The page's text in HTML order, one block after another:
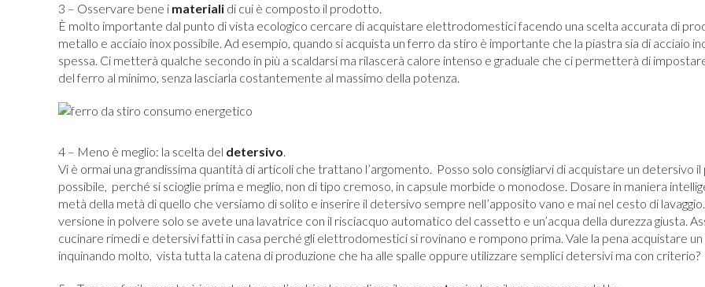
3 – Osservare bene i materiali di cui è composto il prodotto.
È molto importante dal punto di vista ecologico cercare di acquistare elettrodomestici facendo una scelta accurata di
metallo e acciaio inox possibile. Ad esempio, quando si acquista un ferro da stiro è importante che la piastra sia di acciaio
spessa. Ci metterà qualche secondo in più a scaldarsi ma rilascerà calore intenso e graduale che ci permetterà di
del ferro al minimo, senza lasciarla costantemente al massimo della potenza.
4 – Meno è meglio: la scelta del detersivo.
Vi è ormai una grandissima quantità di articoli che trattano l’argomento. Posso solo consigliarvi di acquistare un detersivo il
possibile, perché si scioglie prima e meglio, non di tipo cremoso, in capsule morbide o monodose. Dosare in maniera
metà della metà di quello che versiamo di solito e inserire il detersivo sempre nell’apposito vano e mai nel cesto di
versione in polvere solo se avete una lavatrice con il risciacquo automatico del cassetto e un’acqua della durezza giusta.
cucinare rimedi e detersivi fatti in casa perché gli elettrodomestici si rovinano e rompono prima. Vale la pena acquistare
inquinando molto, vista tutta la catena di produzione che ha alle spalle oppure utilizzare semplici detersivi ma con criterio?